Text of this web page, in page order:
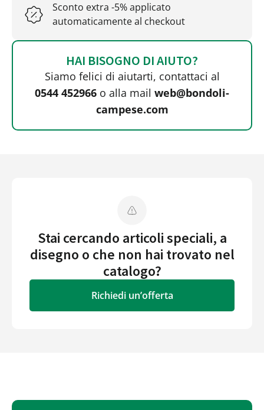
Sconto extra -5% applicato
automaticamente al checkout
HAI BISOGNO DI AIUTO?
Siamo felici di aiutarti, contattaci al
0544 452966 o alla mail web@bondoli-
campese.com
Stai cercando articoli speciali, a
disegno o che non hai trovato nel
catalogo?
Richiedi un’offerta